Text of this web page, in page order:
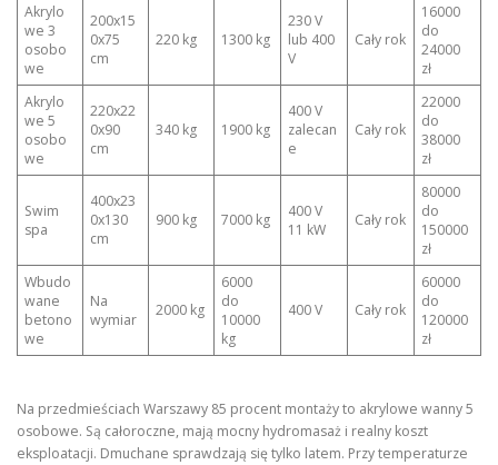
Akrylo
we 3
osobo
we
200x15
0x75
cm
220 kg 1300 kg
230 V
lub 400
V
Cały rok
16000
do
24000
zł
Akrylo
we 5
osobo
we
220x22
0x90
cm
340 kg 1900 kg
400 V
zalecan
e
Cały rok
22000
do
38000
zł
Swim
spa
400x23
0x130
cm
900 kg 7000 kg
400 V
11 kW
Cały rok
80000
do
150000
zł
Wbudo
wane
betono
we
Na
wymiar
2000 kg
6000
do
10000
kg
400 V Cały rok
60000
do
120000
zł
Na przedmieściach Warszawy 85 procent montaży to akrylowe wanny 5
osobowe. Są całoroczne, mają mocny hydromasaż i realny koszt
eksploatacji. Dmuchane sprawdzają się tylko latem. Przy temperaturze